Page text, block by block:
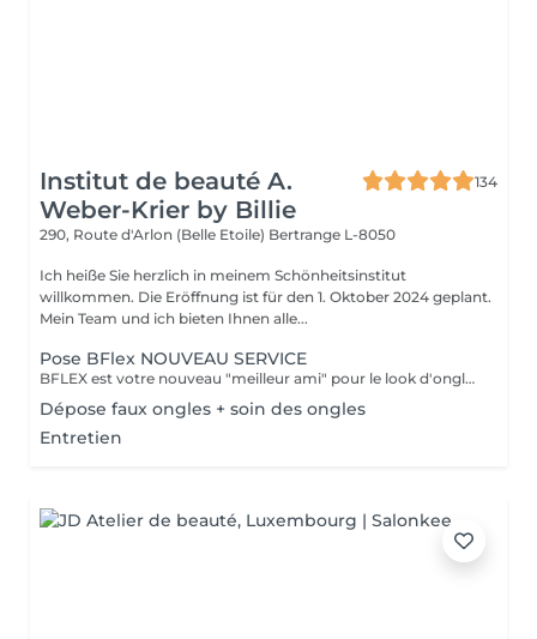
Institut de beauté A.
Weber-Krier by Billie
134
290, Route d'Arlon (Belle Etoile) Bertrange L-8050
Ich heiße Sie herzlich in meinem Schönheitsinstitut
willkommen. Die Eröffnung ist für den 1. Oktober 2024 geplant.
Mein Team und ich bieten Ihnen alle...
Pose BFlex NOUVEAU SERVICE
BFLEX est votre nouveau "meilleur ami" pour le look d'ongles courts et naturels que tous les clients recherchent ! Il s'agit d'une Babymanucure avec la pose d'un gel intelligent 4-en-1 avec lequel vous avez : Base-Construction-Teinte-Finition ! I C'est une prestation inédite et tendance !
Dépose faux ongles + soin des ongles
Entretien